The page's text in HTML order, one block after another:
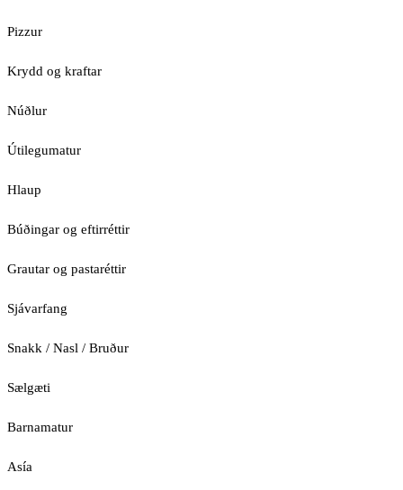
Pizzur
Krydd og kraftar
Núðlur
Útilegumatur
Hlaup
Búðingar og eftirréttir
Grautar og pastaréttir
Sjávarfang
Snakk / Nasl / Bruður
Sælgæti
Barnamatur
Asía